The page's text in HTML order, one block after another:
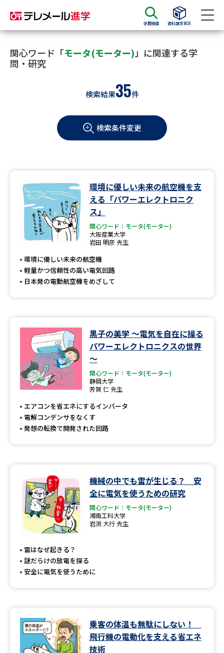
学問検索 資料請求BOX
資料請求 資料検索
大学・短大の資料種類から請求
学部・学科パンフ
総合型選抜・学校推薦型選抜 募
大学入学共通テスト利用選抜の
大学・短大以外の資料から請求
専門学校の資料請求 大学院の資料請求
大学入学共通テスト「受験案
大学入学共通テスト「受験上の
配慮案内」の請求
高等学校（情報）教員資格認定
大学研究 大学検索
大学で学べる内容や特徴を調べる
デジタルパンフレット 進路の３択
新学年スタート号特集ページ
（高3生用）
新学年スタート号特集ページ
（高2生用）
SELFBRAND特集ページ
来場型・Web型イベント特集 夢ナビライブ
関心ワード「モータ(モーター) 」に関連する学
問・研究
検索結果35件
検索条件変更
環境に優しい未来の航空機を支
える「パワーエレクトロニク
ス」
関心ワード：モータ(モーター)
大阪産業大学
岩田 明彦 先生
環境に優しい未来の航空機
軽量かつ信頼性の高い電気回路
日本発の電動航空機をめざして
黒子の美学 ～電気を自在に操る
パワーエレクトロニクスの世界
～
関心ワード：モータ(モーター)
静岡大学
芳賀 仁 先生
エアコンを省エネにするインバータ
電解コンデンサをなくす
発想の転換で開発された回路
機械の中でも雷が生じる？ 安
全に電気を使うための研究
関心ワード：モータ(モーター)
湘南工科大学
岩渕 大行 先生
雷はなぜ起きる？
謎だらけの放電を探る
安全に電気を使うために
乗客の体温も無駄にしない！
飛行機の電動化を支える省エネ
技術